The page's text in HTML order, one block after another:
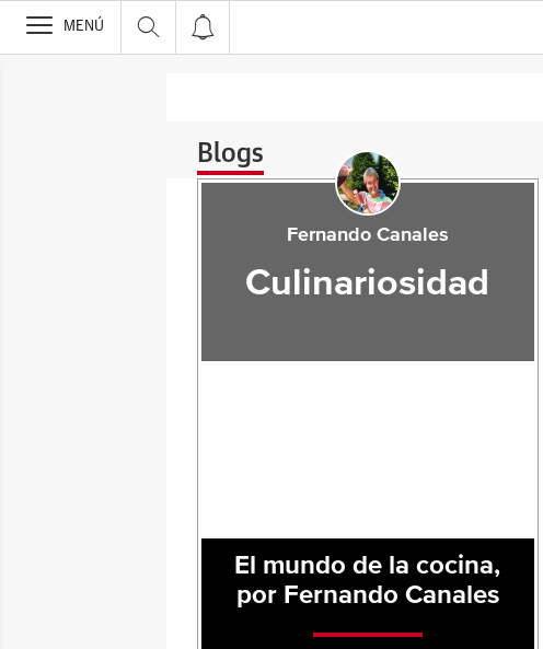
>
MENÚ
Blogs
Fernando Canales
Culinariosidad
El mundo de la cocina,
por Fernando Canales